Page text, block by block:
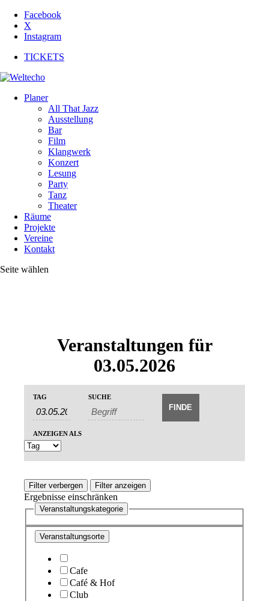
Facebook
X
Instagram
TICKETS
Planer
All That Jazz
Ausstellung
Bar
Film
Klangwerk
Konzert
Lesung
Party
Tanz
Theater
Räume
Projekte
Vereine
Kontakt
Seite wählen
Veranstaltungen für
03.05.2026
Veranstaltungen
Suche
und
Ansichten,
Navigation
TAG SUCHE
Veranstaltung
Ansichten-
ANZEIGEN ALS
Filter verbergen Filter anzeigen
Ergebnisse einschränken
Veranstaltungskategorie
Veranstaltungsorte
Cafe
Café & Hof
Club